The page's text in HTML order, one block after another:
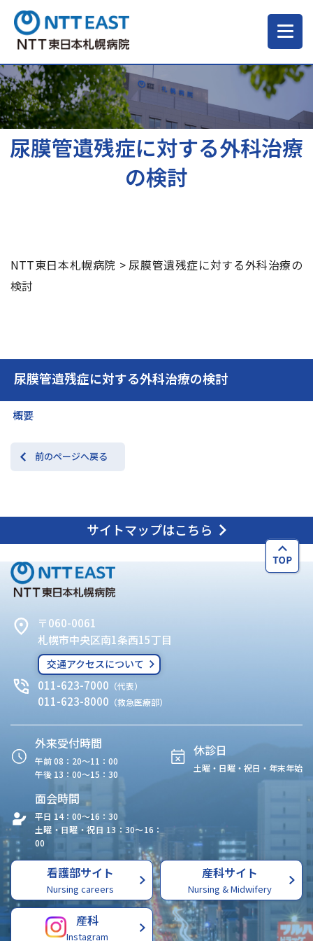
当院について
ご来院される方へ
採用情報
交通アクセス お問い合わせ
尿膜管遺残症に対する外科治療の検討
概要
前のページへ戻る
尿膜管遺残症に対する外科治療
の検討
NTT東日本札幌病院 >尿膜管遺残症に対する外科治療の
検討
サイトマップはこちら
〒060-0061
札幌市中央区南1条西15丁目
交通アクセスについて
011-623-7000 （代表）
011-623-8000 （救急医療部）
外来受付時間
午前 08：20〜11：00
午後 13：00〜15：30
休診日
土曜・日曜・祝日・年末年始
面会時間
平日 14：00〜16：30
土曜・日曜・祝日 13：30〜16：
00
看護部サイト
Nursing careers
産科サイト
Nursing & Midwifery
産科
Instagram